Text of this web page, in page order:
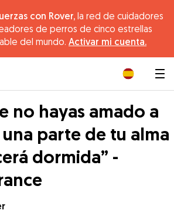
con Rover, la red de cuidadores
de perros de cinco estrellas
del mundo. Activar mi cuenta.
no hayas amado a
parte de tu alma
dormida” -